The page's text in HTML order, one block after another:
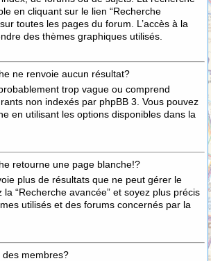
en cliquant sur le lien “Recherche
toutes les pages du forum. L’accès à la
des thèmes graphiques utilisés.
ne renvoie aucun résultat?
trop vague ou comprend
non indexés par phpBB 3. Vous pouvez
en utilisant les options disponibles dans la
retourne une page blanche!?
plus de résultats que ne peut gérer le
“Recherche avancée” et soyez plus précis
utilisés et des forums concernés par la
membres?